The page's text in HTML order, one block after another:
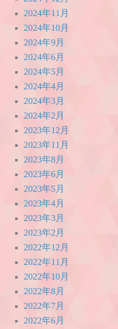
2024年11月
2024年10月
2024年9月
2024年6月
2024年5月
2024年4月
2024年3月
2024年2月
2023年12月
2023年11月
2023年8月
2023年6月
2023年5月
2023年4月
2023年3月
2023年2月
2022年12月
2022年11月
2022年10月
2022年8月
2022年7月
2022年6月